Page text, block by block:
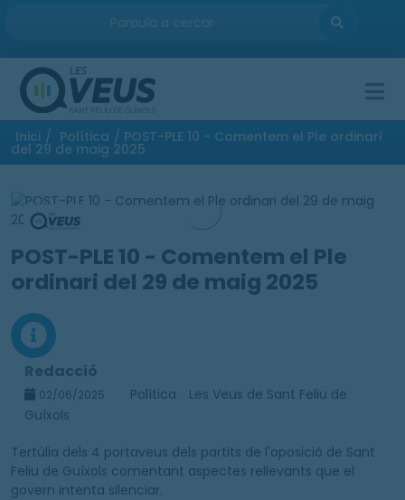
ENTRA
Inici / Política / POST-PLE 10 - Comentem el Ple ordinari
del 29 de maig 2025
POST-PLE 10 - Comentem el Ple
ordinari del 29 de maig 2025
Redacció
02/06/2025 Política
Les Veus de Sant Feliu de
Guíxols
Tertúlia dels 4 portaveus dels partits de l'oposició de Sant
Feliu de Guíxols comentant aspectes rellevants que el
govern intenta silenciar.